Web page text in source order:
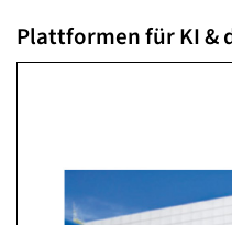
Plattformen für KI &